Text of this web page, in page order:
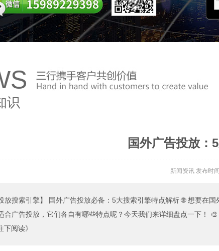
识
国外广告投放：
新闻资讯发布时
放搜索引擎】
国外广告投放必备：5大搜索引擎特点解析 🌐 想要在
合广告投放，它们各自有哪些特点呢？今天我们来详细盘点一下！ 🎨
阅读》